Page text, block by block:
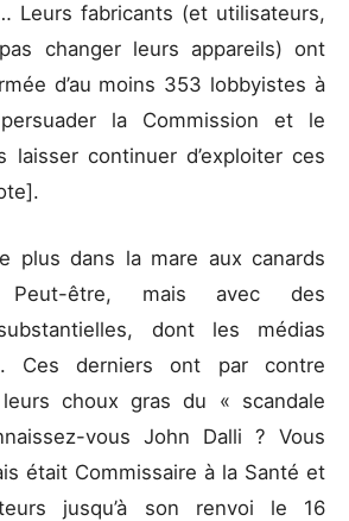
Leurs fabricants (et utilisateurs,
changer leurs appareils) ont
d’au moins 353 lobbyistes à
la Commission et le
laisser continuer d’exploiter ces
plus dans la mare aux canards
Peut-être, mais avec des
dont les médias
Ces derniers ont par contre
choux gras du « scandale
vous John Dalli ? Vous
était Commissaire à la Santé et
jusqu’à son renvoi le 16